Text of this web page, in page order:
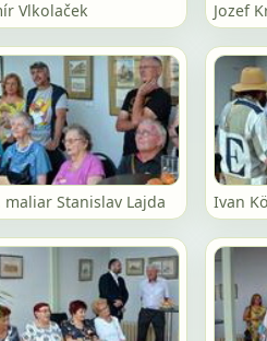
Vlkolaček Jozef
maliar Stanislav Lajda Ivan